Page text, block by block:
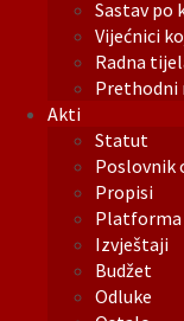
Sastav po
Vijećnici
Radna
Prethodni
Akti
Statut
Poslovnik
Propisi
Platforma
Izvještaji
Budžet
Odluke